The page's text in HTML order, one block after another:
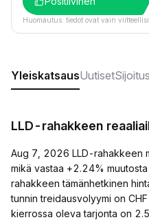
Huomautus: tiedot ovat vain
YleiskatsausUutisetSijoitus
LLD-rahakkeen
Aug 7, 2026 LLD-rahakkeen
mikä vastaa +2.24%
rahakkeen tämänhetkinen
tunnin treidausvolyymi on
kierrossa oleva tarjonta on